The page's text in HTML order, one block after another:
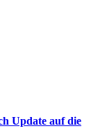
Update auf die